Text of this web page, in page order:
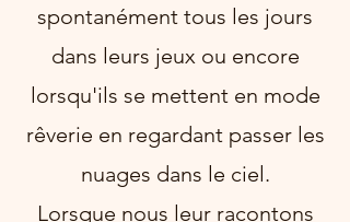
spontanément tous les jours
dans leurs jeux ou encore
lorsqu'ils se mettent en mode
rêverie en regardant passer les
nuages dans le ciel.
Lorsque nous leur racontons